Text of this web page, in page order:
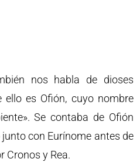
nos habla de dioses
ello es Ofión, cuyo nombre
Se contaba de Ofión
con Eurínome antes de
Cronos y Rea.